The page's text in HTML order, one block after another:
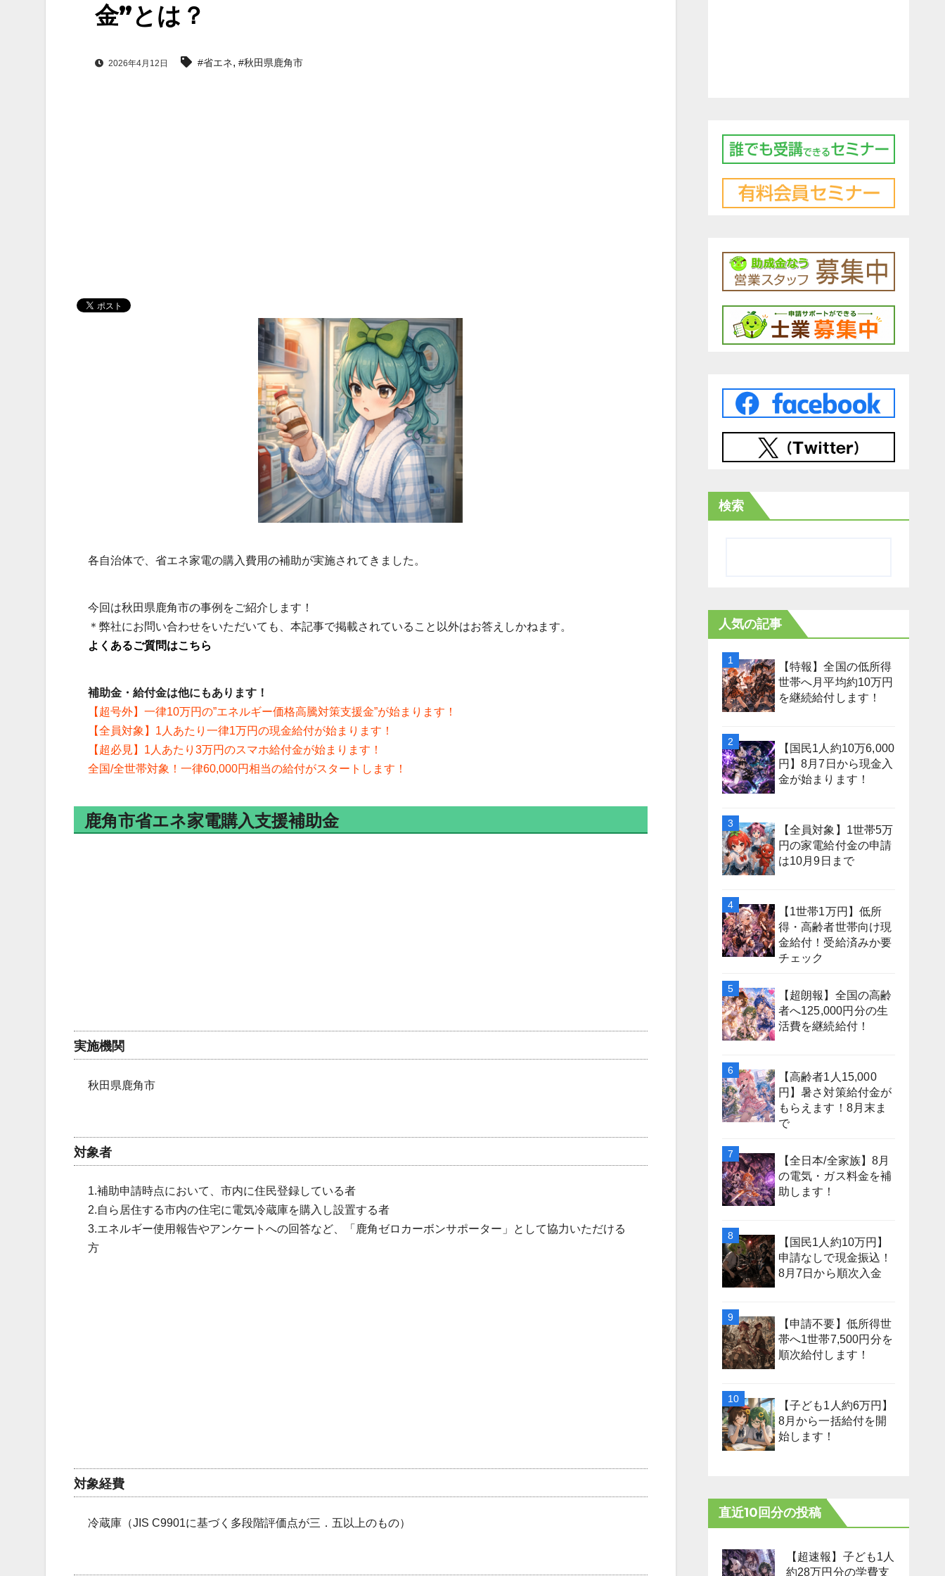
金”とは？
2026年4月12日 #省エネ, #秋田県鹿角市
各自治体で、省エネ家電の購入費用の補助が実施されてきました。
今回は秋田県鹿角市の事例をご紹介します！
＊弊社にお問い合わせをいただいても、本記事で掲載されていること以外はお答えしかねます。
よくあるご質問はこちら
補助金・給付金は他にもあります！
【超号外】一律10万円の”エネルギー価格高騰対策支援金”が始まります！
【全員対象】1人あたり一律1万円の現金給付が始まります！
【超必見】1人あたり3万円のスマホ給付金が始まります！
全国/全世帯対象！一律60,000円相当の給付がスタートします！
鹿角市省エネ家電購入支援補助金
実施機関
秋田県鹿角市
対象者
1.補助申請時点において、市内に住民登録している者
2.自ら居住する市内の住宅に電気冷蔵庫を購入し設置する者
3.エネルギー使用報告やアンケートへの回答など、「鹿角ゼロカーボンサポーター」として協力いただける
方
対象経費
冷蔵庫（JIS C9901に基づく多段階評価点が三．五以上のもの）
検索
人気の記事
【特報】全国の低所得
世帯へ月平均約10万円
を継続給付します！
【国民1人約10万6,000
円】8月7日から現金入
金が始まります！
【全員対象】1世帯5万
円の家電給付金の申請
は10月9日まで
【1世帯1万円】低所
得・高齢者世帯向け現
金給付！受給済みか要
チェック
【超朗報】全国の高齢
者へ125,000円分の生
活費を継続給付！
【高齢者1人15,000
円】暑さ対策給付金が
もらえます！8月末ま
で
【全日本/全家族】8月
の電気・ガス料金を補
助します！
【国民1人約10万円】
申請なしで現金振込！
8月7日から順次入金
【申請不要】低所得世
帯へ1世帯7,500円分を
順次給付します！
【子ども1人約6万円】
8月から一括給付を開
始します！
直近10回分の投稿
【超速報】子ども1人
約28万円分の学費支